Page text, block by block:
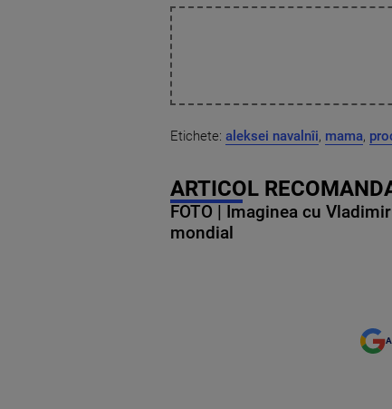
Etichete: aleksei navalnîi, mama,
ARTICOL
FOTO | Imaginea cu
mondial